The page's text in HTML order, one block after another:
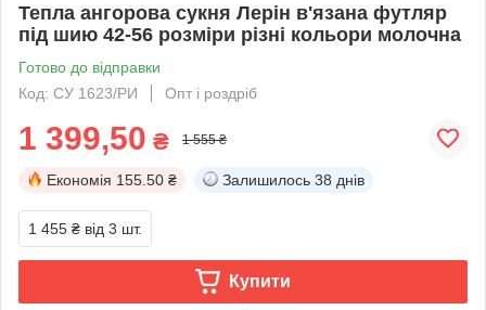
Тепла ангорова сукня Лерін в'язана футляр
під шию 42-56 розміри різні кольори молочна
Готово до відправки
Код: СУ 1623/РИ
Опт і роздріб
1 399,50 ₴ 1 555 ₴
Економія 155.50 ₴ Залишилось 38 днів
1 455 ₴ від 3 шт.
Купити